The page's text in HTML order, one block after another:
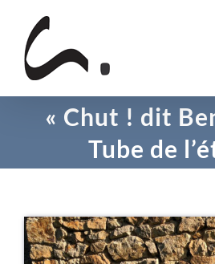
content
« Chut ! dit
Tube de